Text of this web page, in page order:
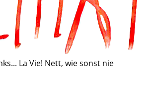
La Vie! Nett, wie sonst nie